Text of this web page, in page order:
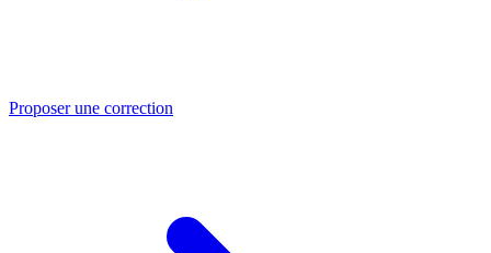
Proposer une correction